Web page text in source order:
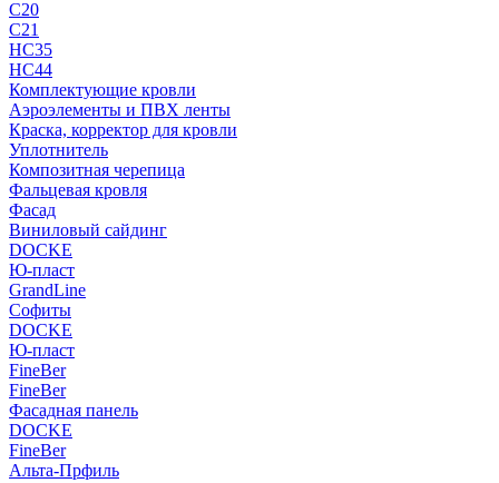
C20
C21
НС35
НС44
Комплектующие кровли
Аэроэлементы и ПВХ ленты
Краска, корректор для кровли
Уплотнитель
Композитная черепица
Фальцевая кровля
Фасад
Виниловый сайдинг
DOCKE
Ю-пласт
GrandLine
Софиты
DOCKE
Ю-пласт
FineBer
FineBer
Фасадная панель
DOCKE
FineBer
Альта-Прфиль